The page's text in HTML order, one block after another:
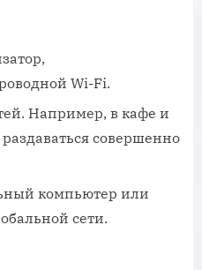
Wi-Fi.
Например, в кафе и
совершенно
компьютер или
сети.